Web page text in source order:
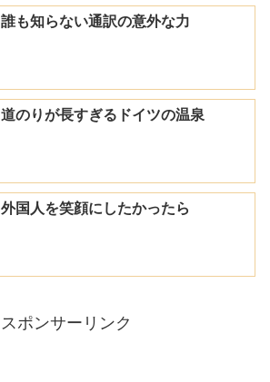
誰も知らない通訳の意外な力
道のりが長すぎるドイツの温泉
外国人を笑顔にしたかったら
スポンサーリンク